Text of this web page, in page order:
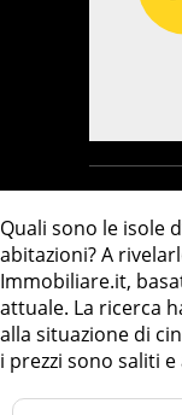
Quali sono le isole
abitazioni? A
Immobiliare.it,
attuale. La ricerca
alla situazione di
i prezzi sono saliti